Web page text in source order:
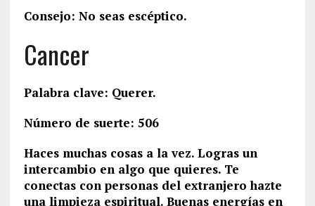
Consejo: No seas escéptico.
Cancer
Palabra clave: Querer.
Número de suerte: 506
Haces muchas cosas a la vez. Logras un
intercambio en algo que quieres. Te
conectas con personas del extranjero hazte
una limpieza espiritual. Buenas energías en